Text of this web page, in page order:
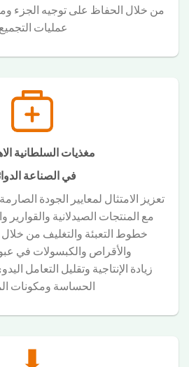
من خلال الحفاظ على توجيه الجزء
عمليات
مغذيات السلطانية
في الصناعة
تعزيز الامتثال لمعايير الجودة
مع المنتجات الصيدلانية
خطوط التعبئة والتغليف من خلال
والأقراص والكبسولات في
زيادة الإنتاجية وتقليل التعامل
الحساسة ومكونات